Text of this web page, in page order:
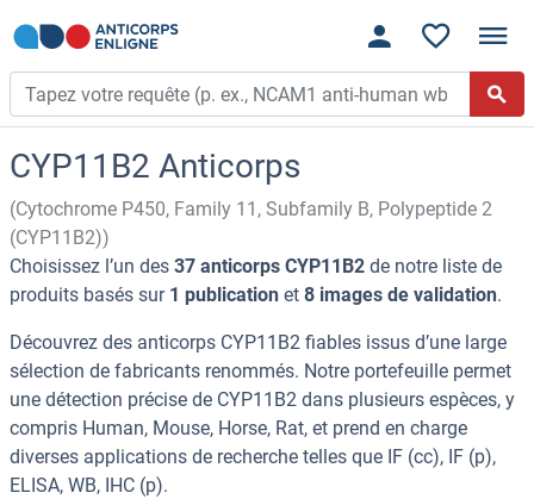
CYP11B2 Anticorps
(Cytochrome P450, Family 11, Subfamily B, Polypeptide 2
(CYP11B2))
Choisissez l’un des 37 anticorps CYP11B2 de notre liste de
produits basés sur 1 publication et 8 images de validation.
Découvrez des anticorps CYP11B2 fiables issus d’une large
sélection de fabricants renommés. Notre portefeuille permet
une détection précise de CYP11B2 dans plusieurs espèces, y
compris Human, Mouse, Horse, Rat, et prend en charge
diverses applications de recherche telles que IF (cc), IF (p),
ELISA, WB, IHC (p).